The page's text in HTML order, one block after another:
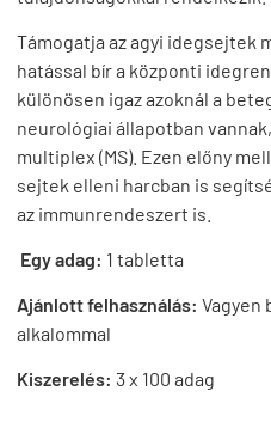
Támogatja az agyi idegsejtek
hatással bír a központi
különösen igaz azoknál a
neurológiai állapotban
multiplex (MS). Ezen előny
sejtek elleni harcban is
az immunrendeszert is.
Egy adag: 1 tabletta
Ajánlott felhasználás: Vagyen
alkalommal
Kiszerelés: 3 x 100 adag